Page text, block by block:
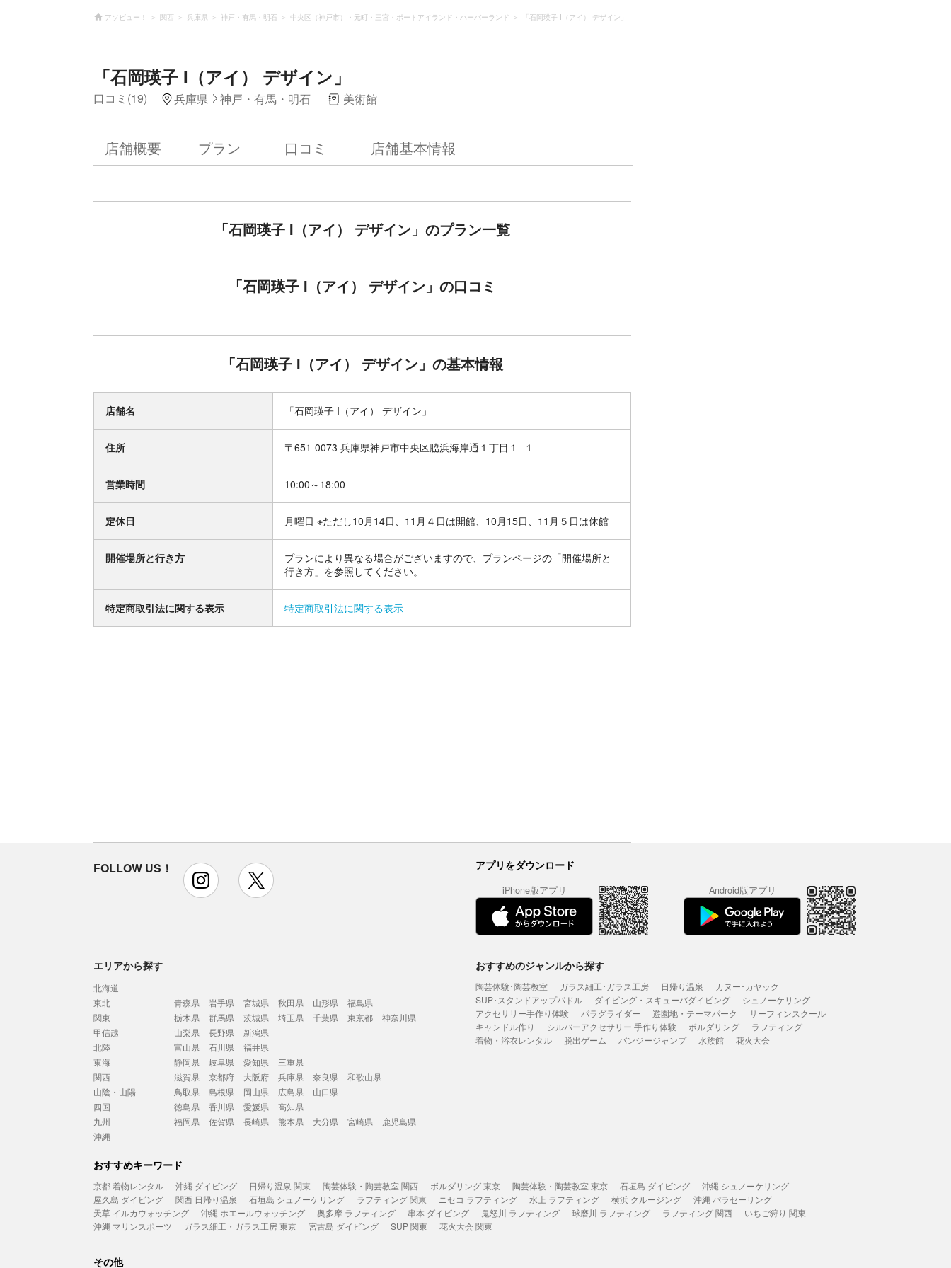
アソビュー！ 関西 兵庫県 神戸・有馬・明石 中央区（神戸市）・元町・三宮・ポートアイランド・ハーバーランド 「石岡瑛子 I（アイ） デザイン」
「石岡瑛子 I（アイ） デザイン」
口コミ(19) 兵庫県 神戸・有馬・明石 美術館
店舗概要 プラン 口コミ 店舗基本情報
「石岡瑛子 I（アイ） デザイン」のプラン一覧
「石岡瑛子 I（アイ） デザイン」の口コミ
「石岡瑛子 I（アイ） デザイン」の基本情報
店舗名 「石岡瑛子 I（アイ） デザイン」
住所 〒651-0073 兵庫県神戸市中央区脇浜海岸通１丁目１−１
営業時間 10:00～18:00
定休日 月曜日 ※ただし10月14日、11月４日は開館、10月15日、11月５日は休館
開催場所と行き方
プランにより異なる場合がございますので、プランページの「開催場所と
行き方」を参照してください。
特定商取引法に関する表示 特定商取引法に関する表示
FOLLOW US！ instagram アプリをダウンロード
iPhone版アプリ Android版アプリ
エリアから探す
北海道
東北
青森県 岩手県 宮城県 秋田県 山形県
福島県
関東
栃木県 群馬県 茨城県 埼玉県 千葉県 東京都
神奈川県
甲信越
山梨県 長野県
新潟県
北陸
富山県 石川県
福井県
東海
静岡県 岐阜県 愛知県
三重県
関西
滋賀県 京都府 大阪府 兵庫県 奈良県
和歌山県
山陰・山陽
鳥取県 島根県 岡山県 広島県
山口県
四国
徳島県 香川県 愛媛県
高知県
九州
福岡県 佐賀県 長崎県 熊本県 大分県 宮崎県
鹿児島県
沖縄
おすすめのジャンルから探す
陶芸体験･陶芸教室 ガラス細工･ガラス工房 日帰り温泉
カヌー･カヤック
SUP･スタンドアップパドル
ダイビング・スキューバダイビング
シュノーケリング
アクセサリー手作り体験
パラグライダー 遊園地・テーマパーク
サーフィンスクール
キャンドル作り
シルバーアクセサリー 手作り体験 ボルダリング
ラフティング
着物・浴衣レンタル
脱出ゲーム バンジージャンプ 水族館 花火大会
おすすめキーワード
京都 着物レンタル 沖縄 ダイビング 日帰り温泉 関東 陶芸体験・陶芸教室 関西 ボルダリング 東京 陶芸体験・陶芸教室 東京 石垣島 ダイビング
沖縄 シュノーケリング
屋久島 ダイビング
関西 日帰り温泉 石垣島 シュノーケリング ラフティング 関東 ニセコ ラフティング 水上 ラフティング 横浜 クルージング
沖縄 パラセーリング
天草 イルカウォッチング
沖縄 ホエールウォッチング 奥多摩 ラフティング 串本 ダイビング 鬼怒川 ラフティング 球磨川 ラフティング ラフティング 関西
いちご狩り 関東
沖縄 マリンスポーツ
ガラス細工・ガラス工房 東京 宮古島 ダイビング SUP 関東 花火大会 関東
その他